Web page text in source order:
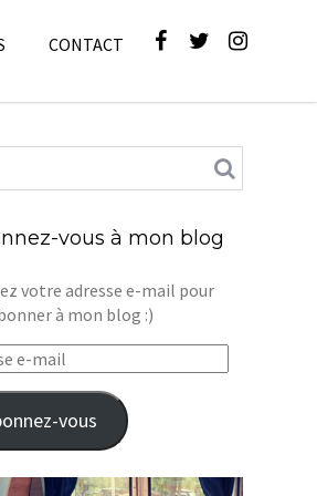
CONTACT
vous à mon blog
votre adresse e-mail pour
à mon blog :)
vous